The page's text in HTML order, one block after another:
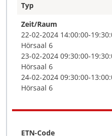
Typ
Zeit/Raum
22-02-2024 14:00:00-
Hörsaal 6
23-02-2024 09:30:00-
Hörsaal 6
24-02-2024 09:30:00-
Hörsaal 6
ETN-Code